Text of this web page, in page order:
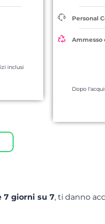
inclusi
Personal
Ammesso
Dopo
7 giorni su 7, ti danno